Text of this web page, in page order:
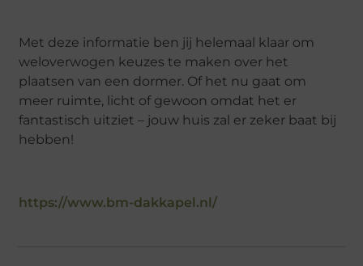
Met deze informatie ben jij helemaal klaar om
weloverwogen keuzes te maken over het
plaatsen van een dormer. Of het nu gaat om
meer ruimte, licht of gewoon omdat het er
fantastisch uitziet – jouw huis zal er zeker baat bij
hebben!
https://www.bm-dakkapel.nl/